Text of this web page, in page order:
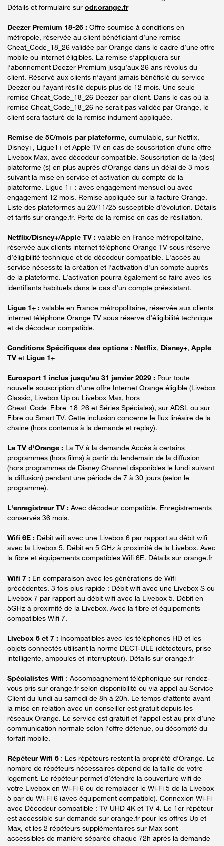
Détails et formulaire sur odr.orange.fr
Deezer Premium 18-26 : Offre soumise à conditions en
métropole, réservée au client bénéficiant d’une remise
Cheat_Code_18_26 validée par Orange dans le cadre d’une offre
mobile ou internet éligibles. La remise s’appliquera sur
l’abonnement Deezer Premium jusqu’aux 26 ans révolus du
client. Réservé aux clients n’ayant jamais bénéficié du service
Deezer ou l’ayant résilié depuis plus de 12 mois. Une seule
remise Cheat_Code_18_26 Deezer par client. Dans le cas où la
remise Cheat_Code_18_26 ne serait pas validée par Orange, le
client sera facturé de la remise indument appliquée.
Remise de 5€/mois par plateforme, cumulable, sur Netflix,
Disney+, Ligue1+ et Apple TV en cas de souscription d’une offre
Livebox Max, avec décodeur compatible. Souscription de la (des)
plateforme (s) en plus auprès d’Orange dans un délai de 3 mois
suivant la mise en service et activation du compte de la
plateforme. Ligue 1+ : avec engagement mensuel ou avec
engagement 12 mois. Remise appliquée sur la facture Orange.
Liste des plateformes au 20/11/25 susceptible d’évolution. Détails
et tarifs sur orange.fr. Perte de la remise en cas de résiliation.
Netflix/Disney+/Apple TV : valable en France métropolitaine,
réservée aux clients internet téléphone Orange TV sous réserve
d’éligibilité technique et de décodeur compatible. L'accès au
service nécessite la création et l'activation d'un compte auprès
de la plateforme. L’activation pourra également se faire avec les
identifiants habituels dans le cas d’un compte préexistant.
Ligue 1+ : valable en France métropolitaine, réservée aux clients
internet téléphone Orange TV sous réserve d’éligibilité technique
et de décodeur compatible.
Conditions Spécifiques des options : Netflix, Disney+, Apple
TV et Ligue 1+
Eurosport 1 inclus jusqu’au 31 janvier 2029 : Pour toute
nouvelle souscription d’une offre Internet Orange éligible (Livebox
Classic, Livebox Up ou Livebox Max, hors
Cheat_Code_Fibre_18_26 et Séries Spéciales), sur ADSL ou sur
Fibre ou Smart TV. Cette inclusion concerne le flux linéaire de la
chaine (hors contenus à la demande et replay).
La TV d'Orange : La TV à la demande Accès à certains
programmes (hors films) à partir du lendemain de la diffusion
(hors programmes de Disney Channel disponibles le lundi suivant
la diffusion) pendant une période de 7 à 30 jours (selon le
programme).
L'enregistreur TV : Avec décodeur compatible. Enregistrements
conservés 36 mois.
Wifi 6E : Débit wifi avec une Livebox 6 par rapport au débit wifi
avec la Livebox 5. Débit en 5 GHz à proximité de la Livebox. Avec
la fibre et équipements compatibles Wifi 6E. Détails sur orange.fr
Wifi 7 : En comparaison avec les générations de Wifi
précédentes. 3 fois plus rapide : Débit wifi avec une Livebox S ou
Livebox 7 par rapport au débit wifi avec la Livebox 5. Débit en
5GHz à proximité de la Livebox. Avec la fibre et équipements
compatibles Wifi 7.
Livebox 6 et 7 : Incompatibles avec les téléphones HD et les
objets connectés utilisant la norme DECT-ULE (détecteurs, prise
intelligente, ampoules et interrupteur). Détails sur orange.fr
Spécialistes Wifi : Accompagnement téléphonique sur rendez-
vous pris sur orange.fr selon disponibilité ou via appel au Service
Client du lundi au samedi de 8h à 20h. Le temps d’attente avant
la mise en relation avec un conseiller est gratuit depuis les
réseaux Orange. Le service est gratuit et l’appel est au prix d’une
communication normale selon l’offre détenue, ou décompté du
forfait mobile.
Répéteur Wifi 6 : Les répéteurs restent la propriété d’Orange. Le
nombre de répéteurs nécessaires dépend de la taille de votre
logement. Le répéteur permet d’étendre la couverture wifi de
votre Livebox en Wi-Fi 6 ou de remplacer le Wi-Fi 5 de la Livebox
5 par du Wi-Fi 6 (avec équipement compatible). Connexion Wi-Fi
avec Décodeur compatible : TV UHD 4K et TV 4. Le 1er répéteur
est accessible sur demande sur orange.fr pour les offres Up et
Max, et les 2 répéteurs supplémentaires sur Max sont
accessibles de manière séparée chaque 72h après la demande